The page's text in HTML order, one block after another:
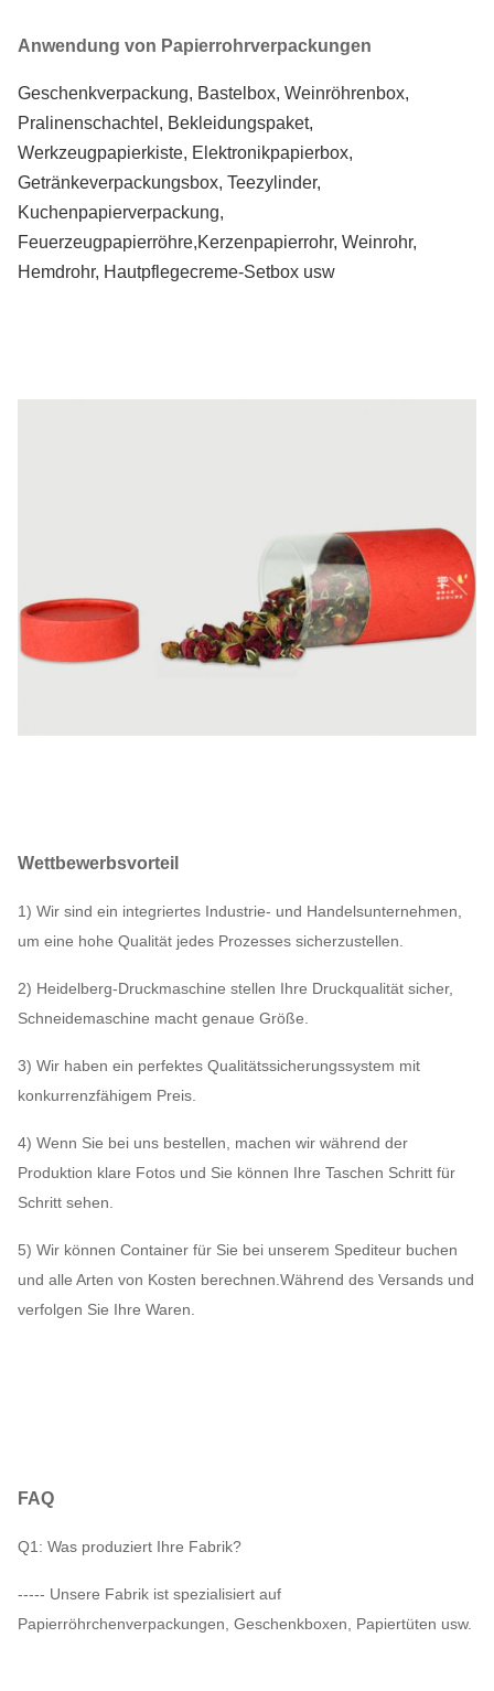
Anwendung von Papierrohrverpackungen
Geschenkverpackung, Bastelbox, Weinröhrenbox,
Pralinenschachtel, Bekleidungspaket,
Werkzeugpapierkiste, Elektronikpapierbox,
Getränkeverpackungsbox, Teezylinder,
Kuchenpapierverpackung,
Feuerzeugpapierröhre,Kerzenpapierrohr, Weinrohr,
Hemdrohr, Hautpflegecreme-Setbox usw
Wettbewerbsvorteil
1) Wir sind ein integriertes Industrie- und Handelsunternehmen,
um eine hohe Qualität jedes Prozesses sicherzustellen.
2) Heidelberg-Druckmaschine stellen Ihre Druckqualität sicher,
Schneidemaschine macht genaue Größe.
3) Wir haben ein perfektes Qualitätssicherungssystem mit
konkurrenzfähigem Preis.
4) Wenn Sie bei uns bestellen, machen wir während der
Produktion klare Fotos und Sie können Ihre Taschen Schritt für
Schritt sehen.
5) Wir können Container für Sie bei unserem Spediteur buchen
und alle Arten von Kosten berechnen.Während des Versands und
verfolgen Sie Ihre Waren.
FAQ
Q1: Was produziert Ihre Fabrik?
----- Unsere Fabrik ist spezialisiert auf
Papierröhrchenverpackungen, Geschenkboxen, Papiertüten usw.